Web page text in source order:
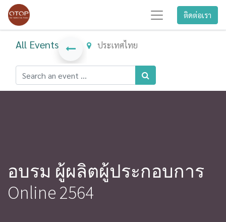
ติดต่อเรา
All Events ประเทศไทย
อบรม ผู้ผลิตผู้ประกอบการ
Online 2564